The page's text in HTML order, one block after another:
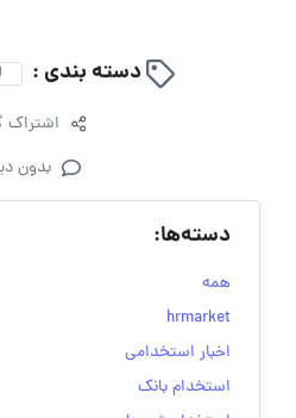
دسته بندی :
اشتراک
بدون
دسته‌ها:
همه
hrmarket
اخبار استخدامی
استخدام بانک